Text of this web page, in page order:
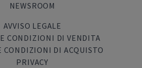
NEWSROOM
AVVISO LEGALE
CONDIZIONI DI VENDITA
CONDIZIONI DI ACQUISTO
PRIVACY